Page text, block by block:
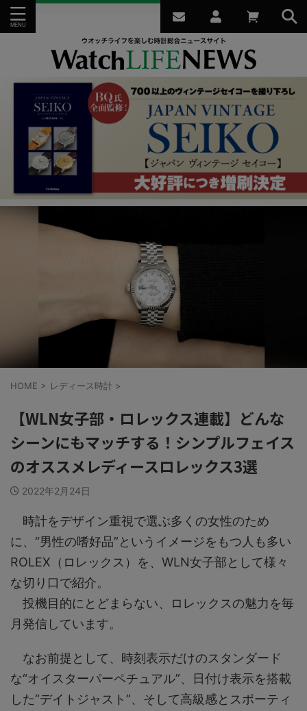
HOME > レディース時計 >
【WLN女子部・ロレックス連載】どんな
シーンにもマッチする！シンプルフェイス
のオススメレディースロレックス3選
2022年2月24日
時計をデザイン重視で選ぶ多くの女性のため
に、“男性の嗜好品”というイメージをもつ人も多い
ROLEX（ロレックス）を、WLN女子部として様々
な切り口で紹介。
投機目的にとどまらない、ロレックスの魅力を毎
月発信しています。
なお前提として、時刻表示だけのスタンダード
な“オイスターパーペチュアル”、日付け表示を搭載
した“デイトジャスト”、そして高級感とスポーティ